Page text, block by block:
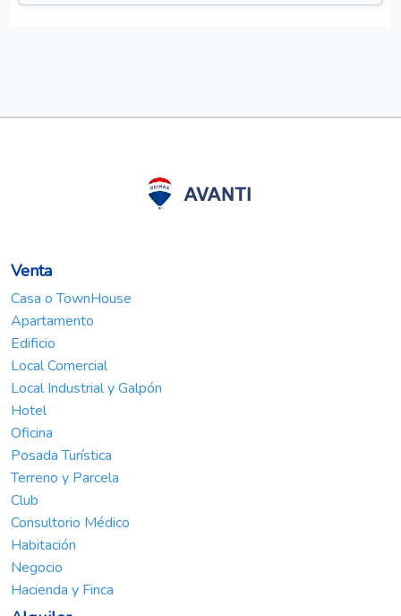
Venta
Casa o TownHouse
Apartamento
Edificio
Local Comercial
Local Industrial y Galpón
Hotel
Oficina
Posada Turística
Terreno y Parcela
Club
Consultorio Médico
Habitación
Negocio
Hacienda y Finca